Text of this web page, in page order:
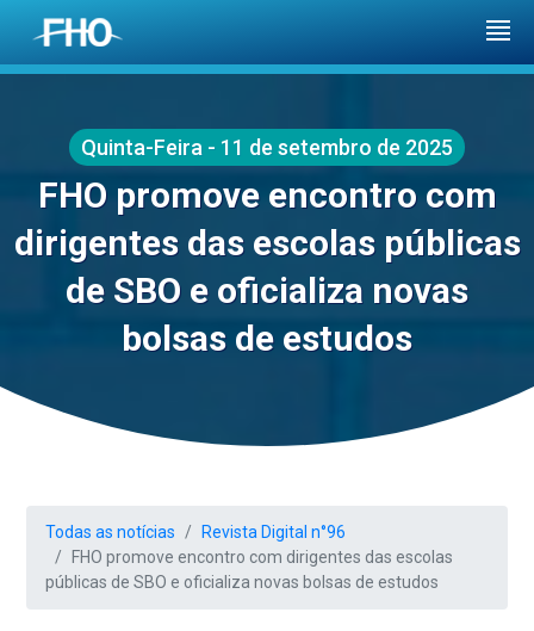
Quinta-Feira - 11 de setembro de 2025
FHO promove encontro com
dirigentes das escolas públicas
de SBO e oficializa novas
bolsas de estudos
Todas as notícias
Revista Digital n°96
FHO promove encontro com dirigentes das escolas
públicas de SBO e oficializa novas bolsas de estudos